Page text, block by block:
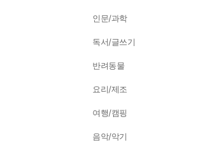
인문/과학
독서/글쓰기
반려동물
요리/제조
여행/캠핑
음악/악기